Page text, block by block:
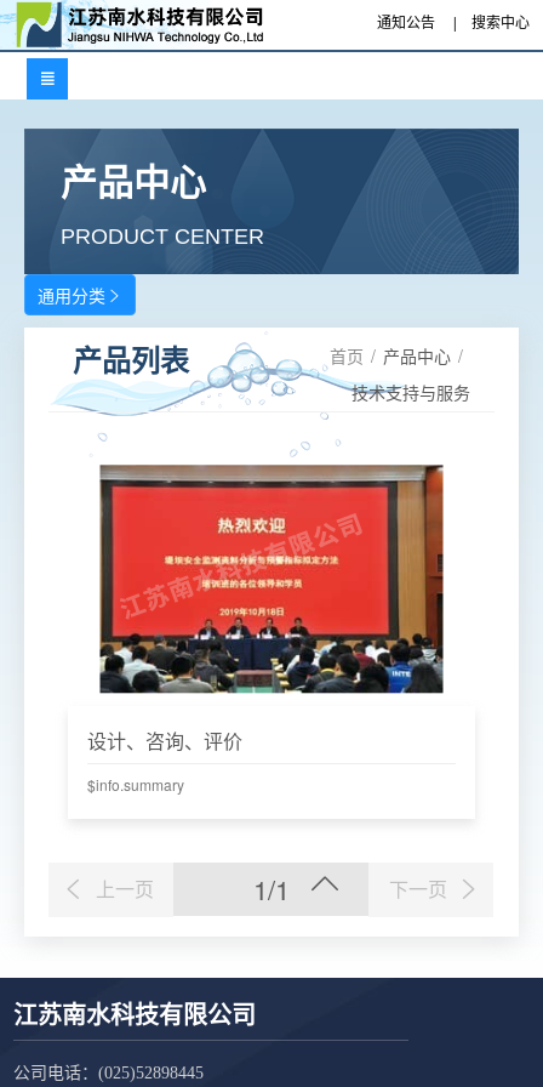
通知公告 | 搜索中心

产品中心
PRODUCT CENTER
通用分类 
产品列表 首页 / 产品中心 /
技术支持与服务
设计、咨询、评价
$info.summary
上一页 1/1 下一页
江苏南水科技有限公司
公司电话：(025)52898445